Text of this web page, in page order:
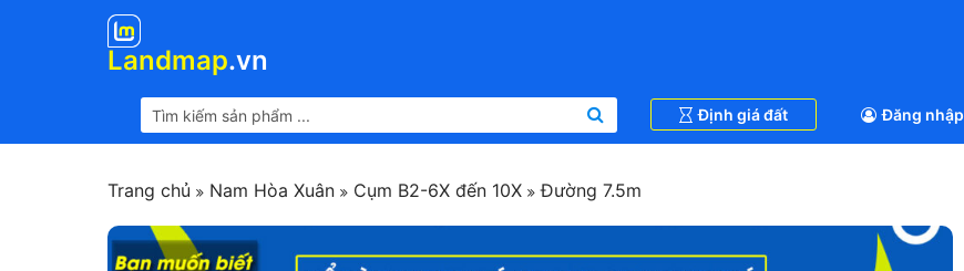
Landmap.vn
Định giá đất Đăng nhập
Trang chủ Nam Hòa Xuân Cụm B2-6X đến 10X Đường 7.5m